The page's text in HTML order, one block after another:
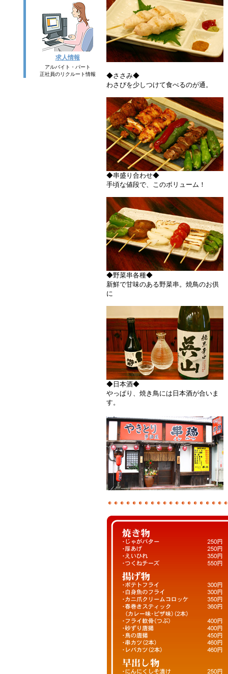
求人情報
アルバイト・パート
正社員のリクルート情報
◆ささみ◆
わさびを少しつけて食べるのが通。
◆串盛り合わせ◆
手頃な値段で、このボリューム！
◆野菜串各種◆
新鮮で甘味のある野菜串。焼鳥のお供
に
◆日本酒◆
やっぱり、焼き鳥には日本酒が合いま
す。